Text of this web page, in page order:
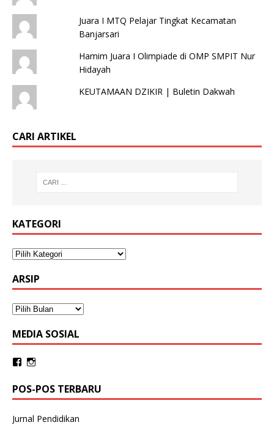
Juara I MTQ Pelajar Tingkat Kecamatan
Banjarsari
Hamim Juara I Olimpiade di OMP SMPIT Nur
Hidayah
KEUTAMAAN DZIKIR | Buletin Dakwah
CARI ARTIKEL
KATEGORI
ARSIP
MEDIA SOSIAL
POS-POS TERBARU
Jurnal Pendidikan